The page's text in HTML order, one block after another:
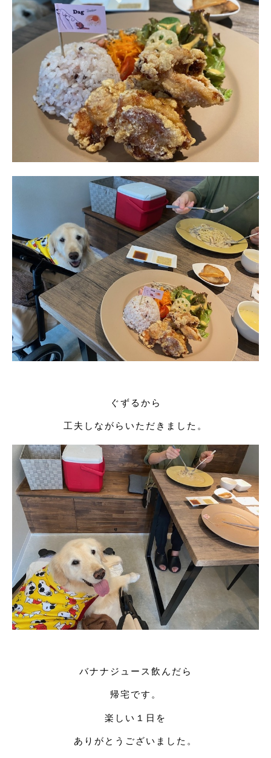
ぐずるから
工夫しながらいただきました。
バナナジュース飲んだら
帰宅です。
楽しい１日を
ありがとうございました。